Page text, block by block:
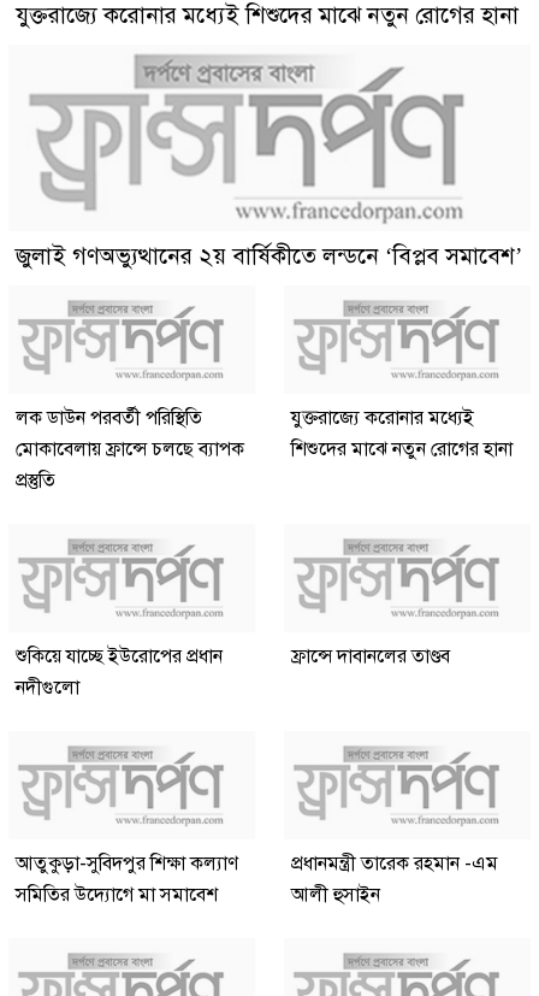
যুক্তরাজ্যে করোনার মধ্যেই শিশুদের মাঝে নতুন রোগের হানা
জুলাই গণঅভ্যুত্থানের ২য় বার্ষিকীতে লন্ডনে ‘বিপ্লব সমাবেশ’
লক ডাউন পরবর্তী পরিস্থিতি
মোকাবেলায় ফ্রান্সে চলছে ব্যাপক
প্রস্তুতি
যুক্তরাজ্যে করোনার মধ্যেই
শিশুদের মাঝে নতুন রোগের হানা
শুকিয়ে যাচ্ছে ইউরোপের প্রধান
নদীগুলো
ফ্রান্সে দাবানলের তাণ্ডব
আতুকুড়া-সুবিদপুর শিক্ষা কল্যাণ
সমিতির উদ্যোগে মা সমাবেশ
প্রধানমন্ত্রী তারেক রহমান -এম
আলী হুসাইন